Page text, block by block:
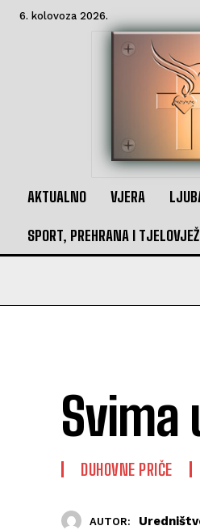
6. kolovoza 2026.
AKTUALNO VJERA
SPORT, PREHRANA I
Svima
DUHOVNE PRIČE
AUTOR: